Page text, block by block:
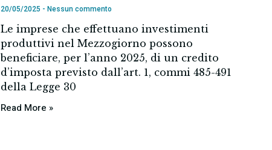
20/05/2025 Nessun commento
Le imprese che effettuano investimenti
produttivi nel Mezzogiorno possono
beneficiare, per l’anno 2025, di un credito
d’imposta previsto dall’art. 1, commi 485-491
della Legge 30
Read More »